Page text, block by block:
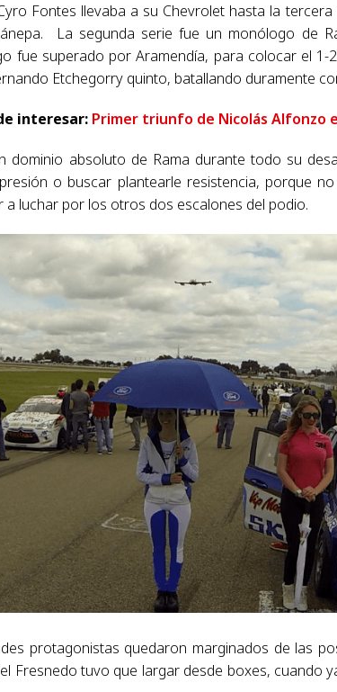
Fontes llevaba a su Chevrolet hasta la
La segunda serie fue un monólogo de
fue superado por Aramendía, para colocar el
Etchegorry quinto, batallando duramente
interesar: Primer triunfo de Nicolás Alfonzo
dominio absoluto de Rama durante todo su
o buscar plantearle resistencia, porque
a luchar por los otros dos escalones del podio.
protagonistas quedaron marginados de las
Fresnedo tuvo que largar desde boxes, cuando